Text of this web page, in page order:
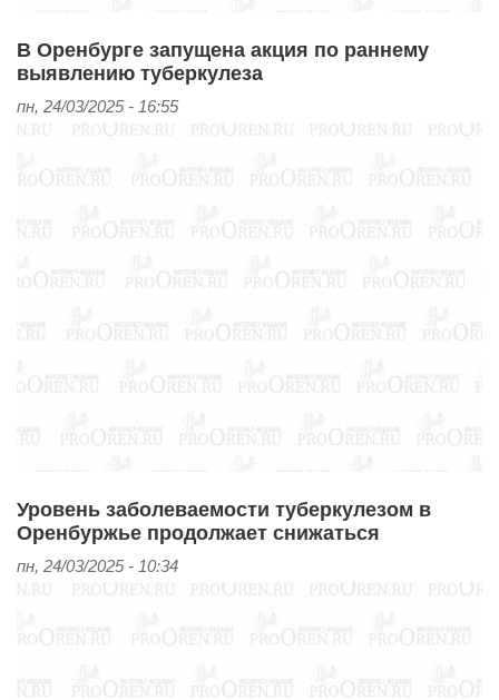
В Оренбурге запущена акция по раннему
выявлению туберкулеза
пн, 24/03/2025 - 16:55
Уровень заболеваемости туберкулезом в
Оренбуржье продолжает снижаться
пн, 24/03/2025 - 10:34